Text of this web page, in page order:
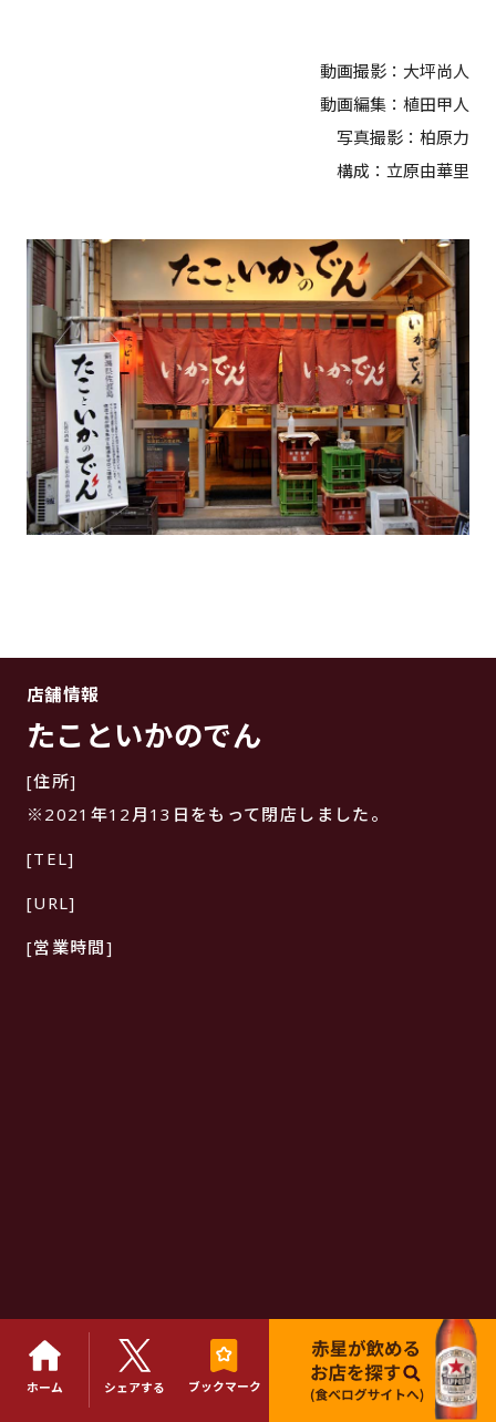
動画撮影：大坪尚人
動画編集：植田甲人
写真撮影：柏原力
構成：立原由華里
店舗情報
たこといかのでん
[住所]
※2021年12月13日をもって閉店しました。
[TEL]
[URL]
[営業時間]
※営業時間・定休日が記載と異なる場合がございます。
ご来店時は事前に店舗にご確認ください。
ホーム シェアする ブックマーク